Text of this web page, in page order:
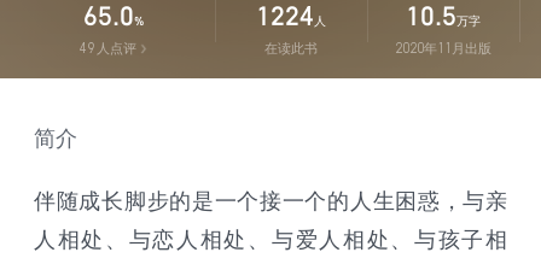
65.0%
49 人点评
1224 人
在读此书
10.5 万字
2020年11月出版
简介
伴随成长脚步的是一个接一个的人生困惑，与亲
人相处、与恋人相处、与爱人相处、与孩子相